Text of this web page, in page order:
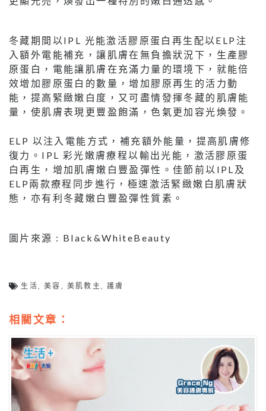
冬藏期間以IPL 光能激活膠原蛋白再生配以ELP注
入額外電能補充，讓肌膚在無負擔狀況下，生產膠
原蛋白，電能讓肌膚在充滿力量的環境下，就能倍
效增加膠原蛋白的數量，增加膠原再生的活力動
能，提高緊緻嫩白度，又可盡情發揮冬藏的肌膚能
量，使肌膚表現更豐盈飽滿，色氣更加容光煥發。
ELP 以注入電能方式，補充額外能量，提高肌膚修
復力。IPL 彩光嫩膚療程以輸出光能，激活膠原蛋
白再生，增加肌膚嫩白豐盈彈性。佳節前以IPL及
ELP兩款療程同步進行，極速激活緊緻嫩白肌膚狀
態，亦有利冬藏嫩白豐盈彈性質素。
圖片來源 : Black&WhiteBeauty
生活 ,美容 美肌教主 ,護膚
相關文章：